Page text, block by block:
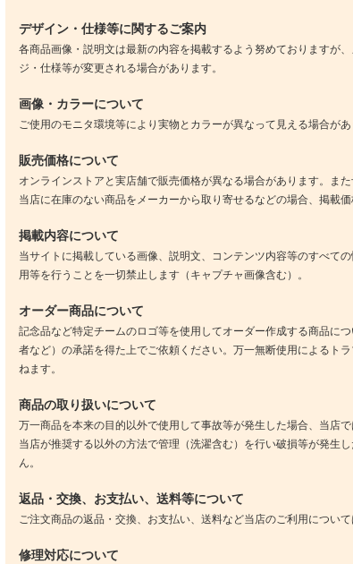
デザイン・仕様等に関するご案内
各商品画像・説明文は最新の内容を掲載するよう努めておりますが
ジ・仕様等が変更される場合があります。
画像・カラーについて
ご使用のモニタ環境等により実物とカラーが異なって見える場合が
販売価格について
オンラインストアと実店舗で販売価格が異なる場合があります。ま
当店に在庫のない商品をメーカーから取り寄せるなどの場合、掲載
掲載内容について
当サイトに掲載している画像、説明文、コンテンツ内容等のすべて
用等を行うことを一切禁止します（キャプチャ画像含む）。
オーダー商品について
記念品など特定チームのロゴ等を使用してオーダー作成する商品に
者など）の承諾を得た上でご依頼ください。万一無断使用によるト
ねます。
商品の取り扱いについて
万一商品を本来の目的以外で使用して事故等が発生した場合、当店
当店が推奨する以外の方法で管理（洗濯含む）を行い破損等が発生
ん。
返品・交換、お支払い、送料等について
ご注文商品の返品・交換、お支払い、送料など当店のご利用について
修理対応について